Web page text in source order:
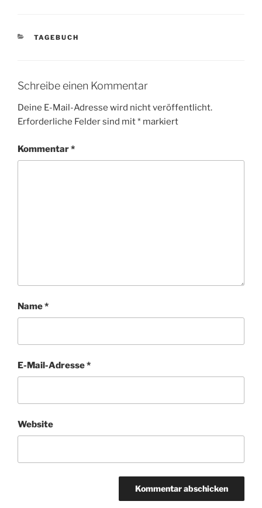
KATEGORIEN
TAGEBUCH
Schreibe einen Kommentar
Deine E-Mail-Adresse wird nicht veröffentlicht.
Erforderliche Felder sind mit* markiert
Kommentar*
Name*
E-Mail-Adresse*
Website